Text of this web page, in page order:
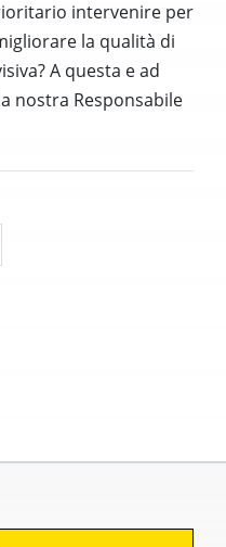
intervenire per
la qualità di
A questa e ad
nostra Responsabile